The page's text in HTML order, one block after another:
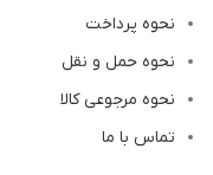
نحوه پرداخت
نحوه حمل و نقل
نحوه مرجوعی کالا
تماس با ما